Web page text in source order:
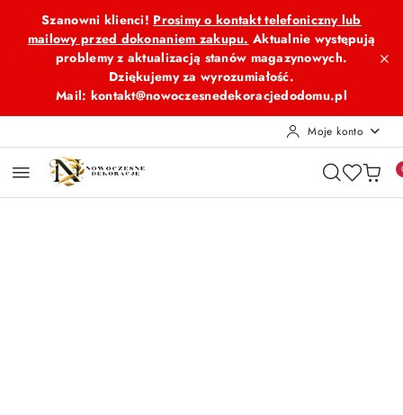
Przejdź do treści głównej
Przejdź do wyszukiwarki
Przejdź do moje konto
Przejdź do menu głównego
Przejdź do opisu produktu
Przejdź do stopki
Szanowni klienci! Prosimy o kontakt telefoniczny lub
mailowy przed dokonaniem zakupu. Aktualnie występują
problemy z aktualizacją stanów magazynowych.
Dziękujemy za wyrozumiałość.
Mail: kontakt@nowoczesnedekoracjedodomu.pl
Moje konto